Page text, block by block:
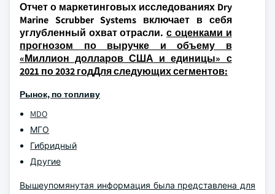
Отчет о маркетинговых исследованиях Dry
Marine Scrubber Systems включает в себя
углубленный охват отрасли.с оценками и
прогнозом по выручке и объему в
«Миллион долларов США и единицы» с
2021 по 2032 годДля следующих сегментов:
Рынок, по топливу
MDO
МГО
Гибридный
Другие
Вышеупомянутая информация была представлена для